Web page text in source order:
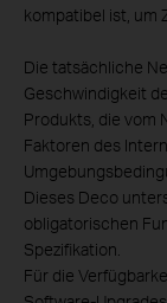
kompatibel ist, um
Die tatsächliche
Geschwindigkeit
Produkts, die vom
Faktoren des
Dieses Deco
obligatorischen
Spezifikation.
Für die